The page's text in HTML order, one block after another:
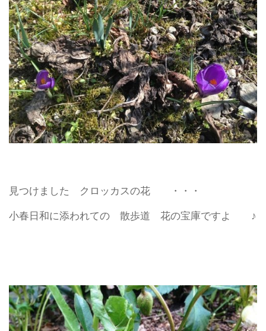
見つけました クロッカスの花 ・・・
小春日和に添われての 散歩道 花の宝庫ですよ ♪